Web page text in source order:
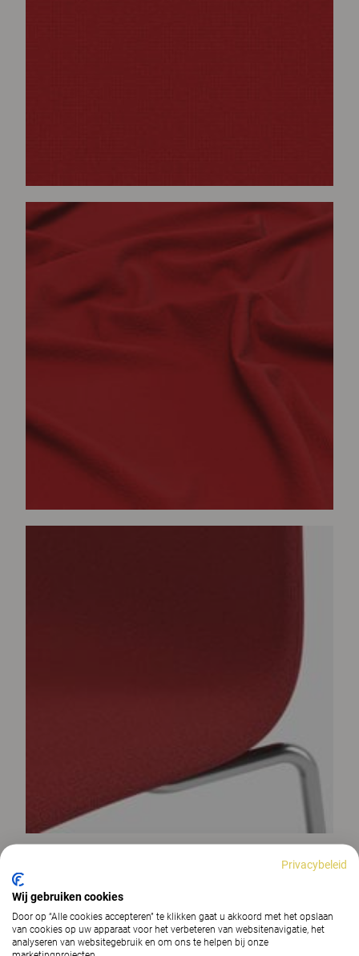
Privacybeleid
Wij gebruiken cookies
Door op “Alle cookies accepteren” te klikken gaat u akkoord met het opslaan
van cookies op uw apparaat voor het verbeteren van websitenavigatie, het
analyseren van websitegebruik en om ons te helpen bij onze